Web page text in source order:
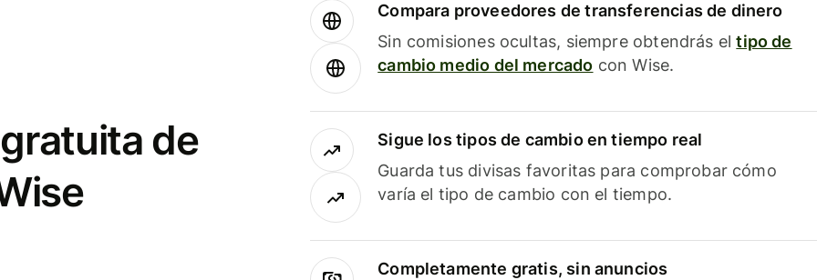
de
Compara proveedores de transferencias de dinero
Sin comisiones ocultas, siempre obtendrás eltipo de
cambio medio del mercado con Wise.
Sigue los tipos de cambio en tiempo real
Guarda tus divisas favoritas para comprobar cómo
varía el tipo de cambio con el tiempo.
Completamente gratis, sin anuncios